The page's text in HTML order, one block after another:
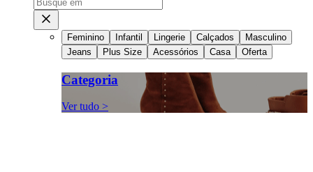
Feminino Infantil Lingerie Calçados
Masculino
Jeans
Plus Size Acessórios Casa Oferta
Categoria
Ver tudo >